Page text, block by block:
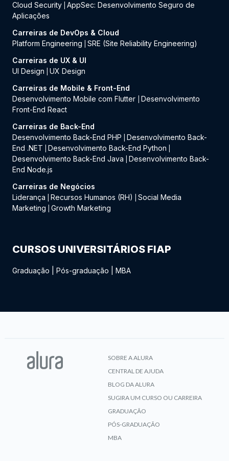
Cloud Security AppSec: Desenvolvimento Seguro de
Aplicações
Carreiras de DevOps & Cloud
Platform Engineering
SRE (Site Reliability Engineering)
Carreiras de UX & UI
UI Design
UX Design
Carreiras de Mobile & Front-End
Desenvolvimento Mobile com Flutter
Desenvolvimento
Front-End React
Carreiras de Back-End
Desenvolvimento Back-End PHP
Desenvolvimento Back-
End .NET
Desenvolvimento Back-End Python
Desenvolvimento Back-End Java
Desenvolvimento Back-
End Node.js
Carreiras de Negócios
Liderança
Recursos Humanos (RH)
Social Media
Marketing
Growth Marketing
CURSOS UNIVERSITÁRIOS FIAP
Graduação Pós-graduação MBA
SOBRE A ALURA
CENTRAL DE AJUDA
BLOG DA ALURA
SUGIRA UM CURSO OU CARREIRA
GRADUAÇÃO
PÓS-GRADUAÇÃO
MBA